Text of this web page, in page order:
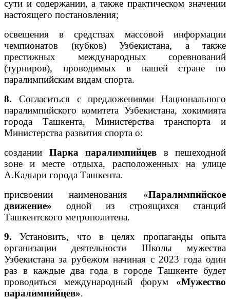
сути и содержании, а также практическом значении
настоящего постановления;
освещения в средствах массовой информации
чемпионатов (кубков) Узбекистана, а также
престижных международных соревнований
(турниров), проводимых в нашей стране по
паралимпийским видам спорта.
8. Согласиться с предложениями Национального
паралимпийского комитета Узбекистана, хокимията
города Ташкента, Министерства транспорта и
Министерства развития спорта о:
создании Парка паралимпийцев в пешеходной
зоне и месте отдыха, расположенных на улице
А.Кадыри города Ташкента.
присвоении наименования «Паралимпийское
движение» одной из строящихся станций
Ташкентского метрополитена.
9. Установить, что в целях пропаганды опыта
организации деятельности Школы мужества
Узбекистана за рубежом начиная с 2023 года один
раз в каждые два года в городе Ташкенте будет
проводиться международный форум «Мужество
паралимпийцев».